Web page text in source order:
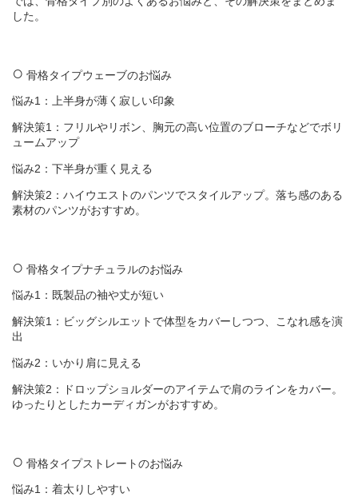
した。
骨格タイプウェーブのお悩み
悩み1：上半身が薄く寂しい印象
解決策1：フリルやリボン、胸元の高い位置のブローチなどでボリ
ュームアップ
悩み2：下半身が重く見える
解決策2：ハイウエストのパンツでスタイルアップ。落ち感のある
素材のパンツがおすすめ。
骨格タイプナチュラルのお悩み
悩み1：既製品の袖や丈が短い
解決策1：ビッグシルエットで体型をカバーしつつ、こなれ感を演
出
悩み2：いかり肩に見える
解決策2：ドロップショルダーのアイテムで肩のラインをカバー。
ゆったりとしたカーディガンがおすすめ。
骨格タイプストレートのお悩み
悩み1：着太りしやすい